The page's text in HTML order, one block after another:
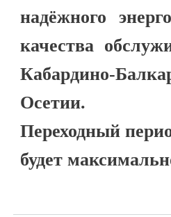
надёжного
качества
Кабардино-
Осетии.
Переходный
будет